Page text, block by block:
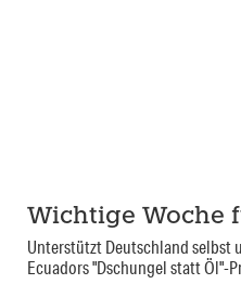
Wichtige Woche
Unterstützt Deutschland selbst
Ecuadors "Dschungel statt Öl"-